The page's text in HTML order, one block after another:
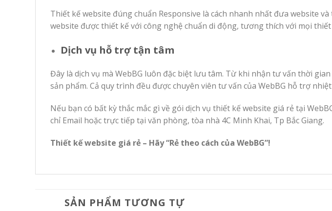
Thiết kế website đúng chuẩn Responsive là cách nhanh nhất đưa website
website được thiết kế với công nghệ chuẩn di động, tương thích với mọi
Dịch vụ hỗ trợ tận tâm
Đây là dịch vụ mà WebBG luôn đặc biệt lưu tâm. Từ khi nhận tư vấn thời
sản phẩm. Cả quy trình đều được chuyên viên tư vấn của WebBG hỗ trợ
Nếu bạn có bất kỳ thắc mắc gì về gói dịch vụ thiết kế website giá rẻ tại
chỉ Email hoặc trực tiếp tại văn phòng, tòa nhà 4C Minh Khai, Tp Bắc Giang.
Thiết kế website giá rẻ – Hãy “Rẻ theo cách của WebBG”!
SẢN PHẨM TƯƠNG TỰ